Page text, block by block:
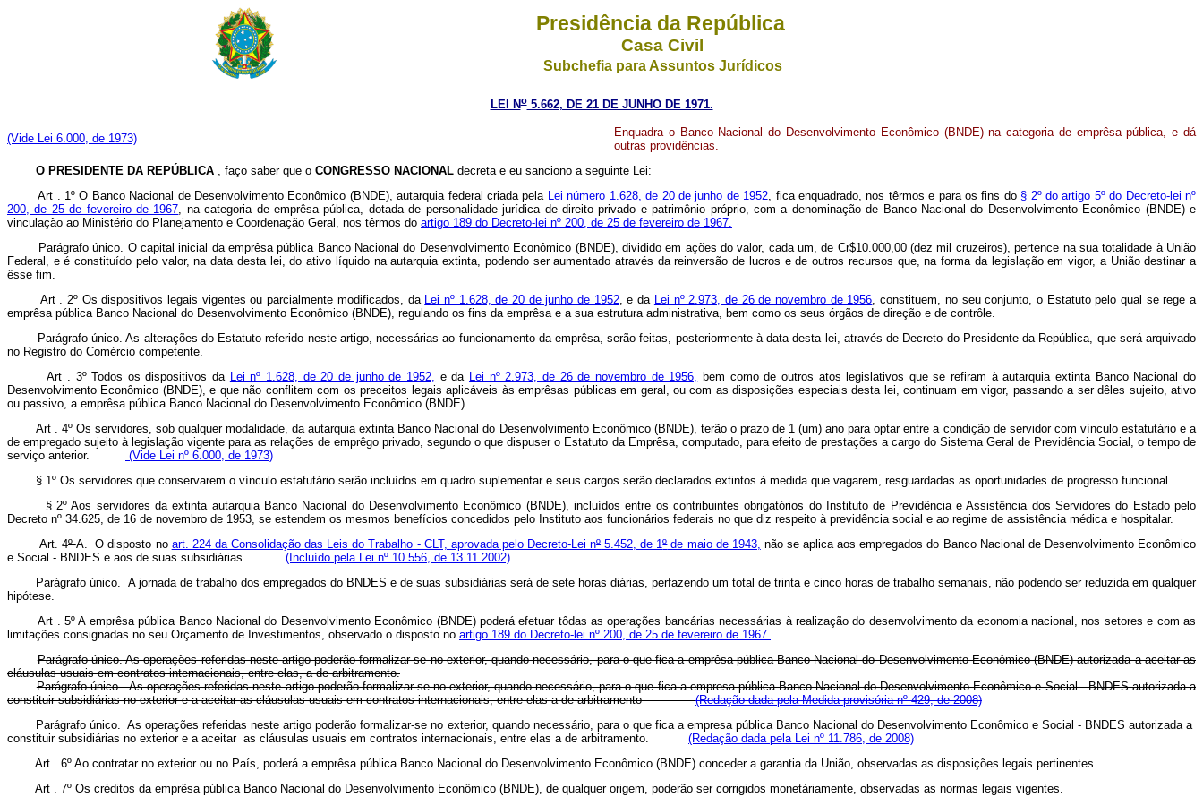
Presidência da República
Casa Civil
Subchefia para Assuntos Jurídicos
LEI No5.662, DE 21 DE JUNHO DE 1971.
(Vide Lei 6.000, de 1973)
Enquadra o Banco Nacional do Desenvolvimento Econômico (BNDE) na categoria de emprêsa pública, e dá
outras providências.
O PRESIDENTE DA REPÚBLICA , faço saber que o CONGRESSO NACIONAL decreta e eu sanciono a seguinte Lei:
Art . 1º O Banco Nacional de Desenvolvimento Econômico (BNDE), autarquia federal criada pela Lei número 1.628, de 20 de junho de 1952, fica enquadrado, nos têrmos e para os fins do § 2º do artigo 5º do Decreto-lei nº
200, de 25 de fevereiro de 1967, na categoria de emprêsa pública, dotada de personalidade jurídica de direito privado e patrimônio próprio, com a denominação de Banco Nacional do Desenvolvimento Econômico (BNDE) e
vinculação ao Ministério do Planejamento e Coordenação Geral, nos têrmos do artigo 189 do Decreto-lei nº 200, de 25 de fevereiro de 1967.
Parágrafo único. O capital inicial da emprêsa pública Banco Nacional do Desenvolvimento Econômico (BNDE), dividido em ações do valor, cada um, de Cr$10.000,00 (dez mil cruzeiros), pertence na sua totalidade à União
Federal, e é constituído pelo valor, na data desta lei, do ativo líquido na autarquia extinta, podendo ser aumentado através da reinversão de lucros e de outros recursos que, na forma da legislação em vigor, a União destinar a
êsse fim.
Art . 2º Os dispositivos legais vigentes ou parcialmente modificados, da Lei nº 1.628, de 20 de junho de 1952, e da Lei nº 2.973, de 26 de novembro de 1956, constituem, no seu conjunto, o Estatuto pelo qual se rege a
emprêsa pública Banco Nacional do Desenvolvimento Econômico (BNDE), regulando os fins da emprêsa e a sua estrutura administrativa, bem como os seus órgãos de direção e de contrôle.
Parágrafo único. As alterações do Estatuto referido neste artigo, necessárias ao funcionamento da emprêsa, serão feitas, posteriormente à data desta lei, através de Decreto do Presidente da República, que será arquivado
no Registro do Comércio competente.
Art . 3º Todos os dispositivos da Lei nº 1.628, de 20 de junho de 1952, e da Lei nº 2.973, de 26 de novembro de 1956, bem como de outros atos legislativos que se refiram à autarquia extinta Banco Nacional do
Desenvolvimento Econômico (BNDE), e que não conflitem com os preceitos legais aplicáveis às emprêsas públicas em geral, ou com as disposições especiais desta lei, continuam em vigor, passando a ser dêles sujeito, ativo
ou passivo, a emprêsa pública Banco Nacional do Desenvolvimento Econômico (BNDE).
Art . 4º Os servidores, sob qualquer modalidade, da autarquia extinta Banco Nacional do Desenvolvimento Econômico (BNDE), terão o prazo de 1 (um) ano para optar entre a condição de servidor com vínculo estatutário e a
de empregado sujeito à legislação vigente para as relações de emprêgo privado, segundo o que dispuser o Estatuto da Emprêsa, computado, para efeito de prestações a cargo do Sistema Geral de Previdência Social, o tempo de
serviço anterior.
(Vide Lei nº 6.000, de 1973)
§ 1º Os servidores que conservarem o vínculo estatutário serão incluídos em quadro suplementar e seus cargos serão declarados extintos à medida que vagarem, resguardadas as oportunidades de progresso funcional.
§ 2º Aos servidores da extinta autarquia Banco Nacional do Desenvolvimento Econômico (BNDE), incluídos entre os contribuintes obrigatórios do Instituto de Previdência e Assistência dos Servidores do Estado pelo
Decreto nº 34.625, de 16 de novembro de 1953, se estendem os mesmos benefícios concedidos pelo Instituto aos funcionários federais no que diz respeito à previdência social e ao regime de assistência médica e hospitalar.
Art. 4º-A. O disposto no art. 224 da Consolidação das Leis do Trabalho - CLT, aprovada pelo Decreto-Lei nº 5.452, de 1ºde maio de 1943, não se aplica aos empregados do Banco Nacional de Desenvolvimento Econômico
e Social - BNDES e aos de suas subsidiárias. (Incluído pela Lei nº 10.556, de 13.11.2002)
Parágrafo único. A jornada de trabalho dos empregados do BNDES e de suas subsidiárias será de sete horas diárias, perfazendo um total de trinta e cinco horas de trabalho semanais, não podendo ser reduzida em qualquer
hipótese.
Art . 5º A emprêsa pública Banco Nacional do Desenvolvimento Econômico (BNDE) poderá efetuar tôdas as operações bancárias necessárias à realização do desenvolvimento da economia nacional, nos setores e com as
limitações consignadas no seu Orçamento de Investimentos, observado o disposto no artigo 189 do Decreto-lei nº 200, de 25 de fevereiro de 1967.
Parágrafo único. As operações referidas neste artigo poderão formalizar-se no exterior, quando necessário, para o que fica a emprêsa pública Banco Nacional do Desenvolvimento Econômico (BNDE) autorizada a aceitar as
cláusulas usuais em contratos internacionais, entre elas, a de arbitramento.
Parágrafo único. As operações referidas neste artigo poderão formalizar-se no exterior, quando necessário, para o que fica a empresa pública Banco Nacional do Desenvolvimento Econômico e Social - BNDES autorizada a
constituir subsidiárias no exterior e a aceitar as cláusulas usuais em contratos internacionais, entre elas a de arbitramento(Redação dada pela Medida provisória nº 429, de 2008)
Parágrafo único. As operações referidas neste artigo poderão formalizar-se no exterior, quando necessário, para o que fica a empresa pública Banco Nacional do Desenvolvimento Econômico e Social - BNDES autorizada a
constituir subsidiárias no exterior e a aceitar as cláusulas usuais em contratos internacionais, entre elas a de arbitramento.
(Redação dada pela Lei nº 11.786, de 2008)
Art . 6º Ao contratar no exterior ou no País, poderá a emprêsa pública Banco Nacional do Desenvolvimento Econômico (BNDE) conceder a garantia da União, observadas as disposições legais pertinentes.
Art . 7º Os créditos da emprêsa pública Banco Nacional do Desenvolvimento Econômico (BNDE), de qualquer origem, poderão ser corrigidos monetàriamente, observadas as normas legais vigentes.